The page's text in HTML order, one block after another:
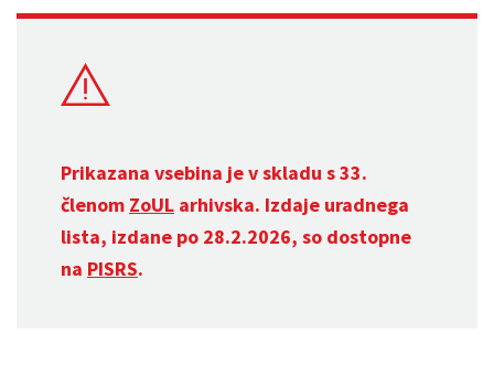
Prikazana vsebina je v skladu s 33.
členom ZoUL arhivska. Izdaje uradnega
lista, izdane po 28.2.2026, so dostopne
na PISRS.